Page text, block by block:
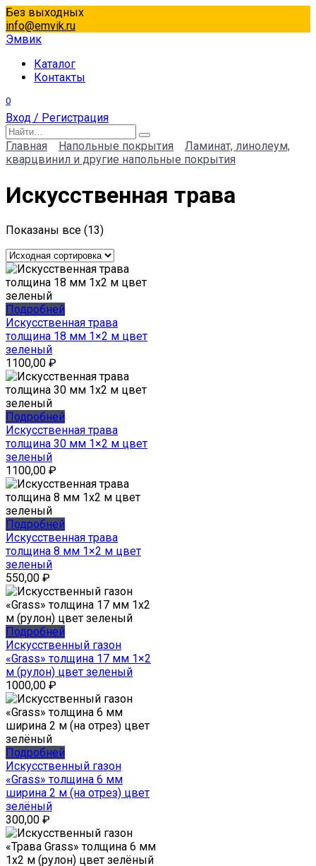
Перейти
к
содержанию
Без выходных
info@emvik.ru
Эмвик
Каталог
Контакты
0
Вход / Регистрация
Search
for:
Главная Напольные покрытия
Ламинат, линолеум,
кварцвинил и другие напольные покрытия
Искусственная трава
Показаны все (13)
Подробней
Искусственная трава
толщина 18 мм 1×2 м цвет
зеленый
1100,00 ₽
Подробней
Искусственная трава
толщина 30 мм 1×2 м цвет
зеленый
1100,00 ₽
Подробней
Искусственная трава
толщина 8 мм 1×2 м цвет
зеленый
550,00 ₽
Подробней
Искусственный газон
«Grass» толщина 17 мм 1×2
м (рулон) цвет зеленый
1000,00 ₽
Подробней
Искусственный газон
«Grass» толщина 6 мм
ширина 2 м (на отрез) цвет
зелёный
300,00 ₽